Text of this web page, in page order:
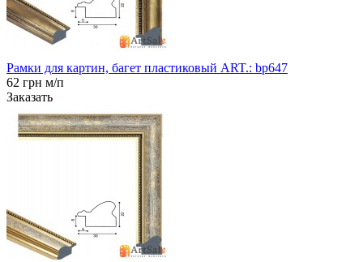
Рамки для картин, багет пластиковый ART.: bp647
62 грн м/п
Заказать